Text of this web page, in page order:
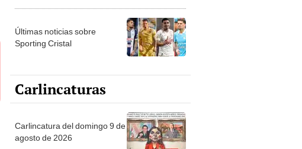
Últimas noticias sobre
Sporting Cristal
Carlincaturas
Carlincatura del domingo 9 de
agosto de 2026